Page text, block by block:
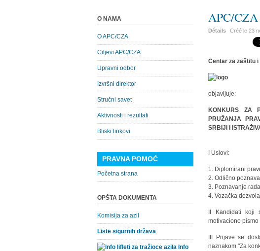
APC/CZA
Détails Créé le23
Centar za zaštitu
objavljuje:
KONKURS ZA
PRUŽANJA
SRBIJI I
I Uslovi:
1. Diplomirani
2. Odlično
3. Poznavanje
4. Vozačka
II Kandidati
motivaciono
III Prijave se
naznakom "Za
O NAMA
O APC/CZA
Ciljevi APC/CZA
Upravni odbor
Izvršni direktor
Stručni savet
Aktivnosti i rezultati
Bliski linkovi
PRAVNA POMOĆ
Početna strana
OPŠTA DOKUMENTA
Komisija za azil
Liste sigurnih država
Info